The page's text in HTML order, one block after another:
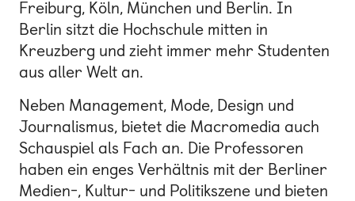
Freiburg, Köln, München und Berlin. In
Berlin sitzt die Hochschule mitten in
Kreuzberg und zieht immer mehr Studenten
aus aller Welt an.
Neben Management, Mode, Design und
Journalismus, bietet die Macromedia auch
Schauspiel als Fach an. Die Professoren
haben ein enges Verhältnis mit der Berliner
Medien-, Kultur- und Politikszene und bieten